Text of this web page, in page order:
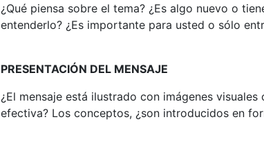
¿Qué piensa sobre el tema? ¿Es algo nuevo o
entenderlo? ¿Es importante para usted o sólo
PRESENTACIÓN DEL MENSAJE
¿El mensaje está ilustrado con imágenes
efectiva? Los conceptos, ¿son introducidos en